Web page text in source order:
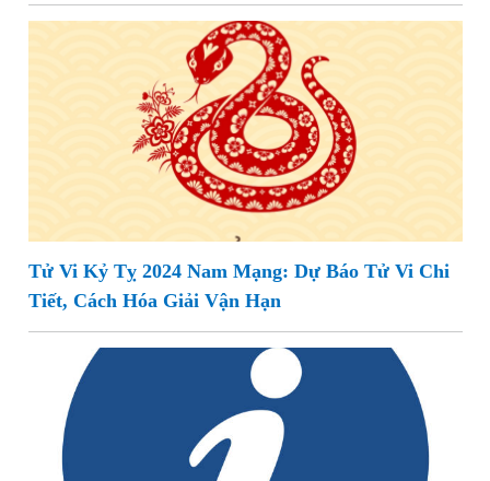
Tử Vi Kỷ Tỵ 2024 Nam Mạng: Dự Báo Tử Vi Chi
Tiết, Cách Hóa Giải Vận Hạn